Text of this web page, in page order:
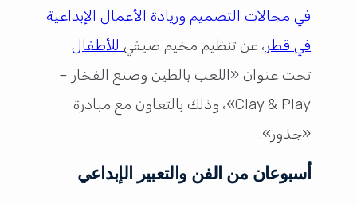
في مجالات التصميم وريادة الأعمال الإبداعية
في قطر، عن تنظيم مخيم صيفيللأطفال
تحت عنوان «اللعب بالطين وصنع الفخار –
Clay & Play»، وذلك بالتعاون مع مبادرة
«جذور».
أسبوعان من الفن والتعبير الإبداعي